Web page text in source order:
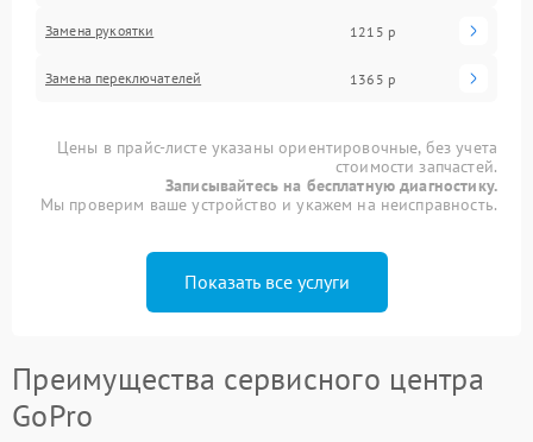
Замена рукоятки 1215 р
Замена переключателей 1365 р
Цены в прайс-листе указаны ориентировочные, без учета
стоимости запчастей.
Записывайтесь на бесплатную диагностику.
Мы проверим ваше устройство и укажем на неисправность.
Показать все услуги
Преимущества сервисного центра
GoPro